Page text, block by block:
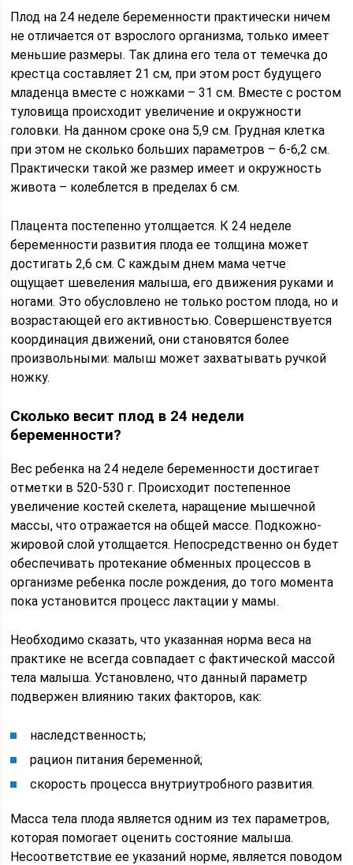
Плод на 24 неделе беременности практически ничем
не отличается от взрослого организма, только имеет
меньшие размеры. Так длина его тела от темечка до
крестца составляет 21 см, при этом рост будущего
младенца вместе с ножками – 31 см. Вместе с ростом
туловища происходит увеличение и окружности
головки. На данном сроке она 5,9 см. Грудная клетка
при этом не сколько больших параметров – 6-6,2 см.
Практически такой же размер имеет и окружность
живота – колеблется в пределах 6 см.
Плацента постепенно утолщается. К 24 неделе
беременности развития плода ее толщина может
достигать 2,6 см. С каждым днем мама четче
ощущает шевеления малыша, его движения руками и
ногами. Это обусловлено не только ростом плода, но и
возрастающей его активностью. Совершенствуется
координация движений, они становятся более
произвольными: малыш может захватывать ручкой
ножку.
Сколько весит плод в 24 недели
беременности?
Вес ребенка на 24 неделе беременности достигает
отметки в 520-530 г. Происходит постепенное
увеличение костей скелета, наращение мышечной
массы, что отражается на общей массе. Подкожно-
жировой слой утолщается. Непосредственно он будет
обеспечивать протекание обменных процессов в
организме ребенка после рождения, до того момента
пока установится процесс лактации у мамы.
Необходимо сказать, что указанная норма веса на
практике не всегда совпадает с фактической массой
тела малыша. Установлено, что данный параметр
подвержен влиянию таких факторов, как:
наследственность;
рацион питания беременной;
скорость процесса внутриутробного развития.
Масса тела плода является одним из тех параметров,
которая помогает оценить состояние малыша.
Несоответствие ее указаний норме, является поводом